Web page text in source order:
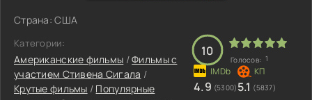
Страна: США
Категории:
Американские фильмы /Фильмы c
участием Стивена Сигала /
Крутые фильмы / Популярные
10
Голосов: 1
4.9 (5300) 5.1 (5837)